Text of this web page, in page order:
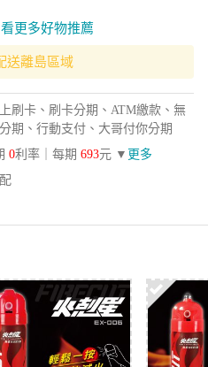
更多好物推薦
送離島區域
刷卡、刷卡分期、ATM繳款、無
期、行動支付、大哥付你分期
0利率｜每期693元 ▼ 更多